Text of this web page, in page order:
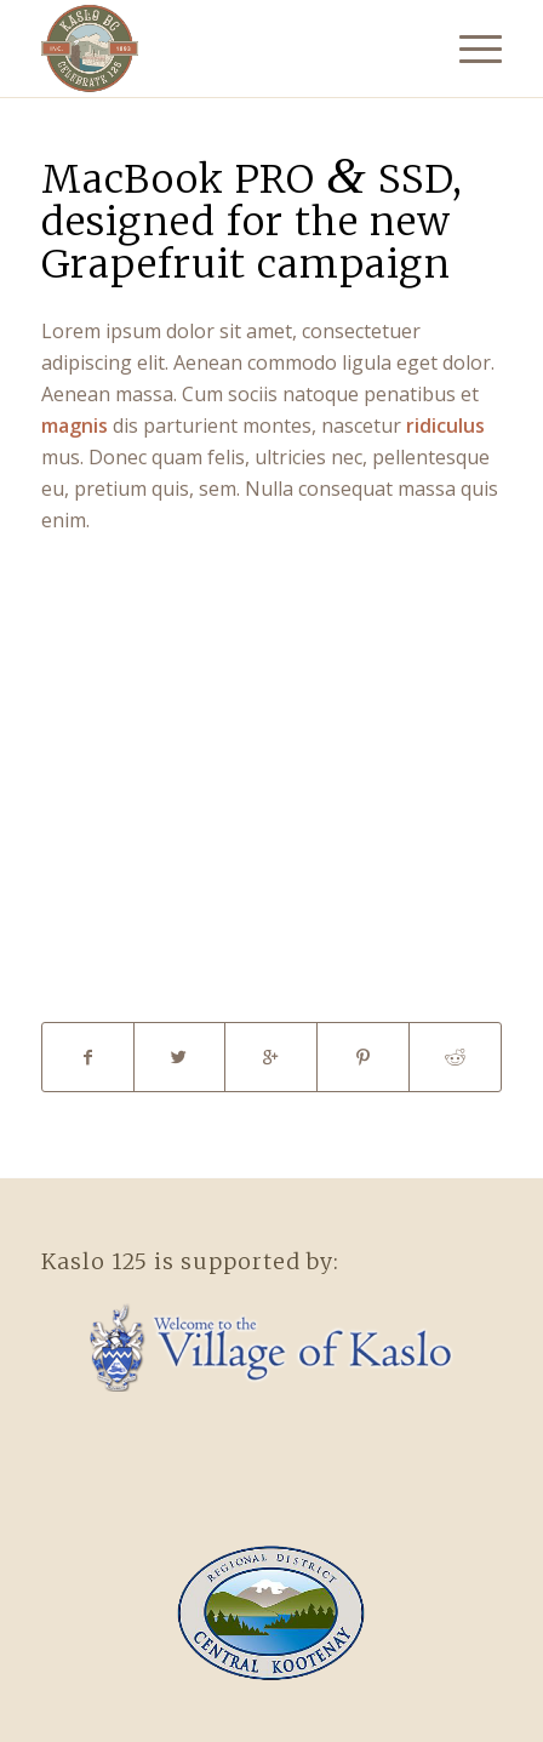
MacBook PRO & SSD,
designed for the new
Grapefruit campaign
Lorem ipsum dolor sit amet, consectetuer
adipiscing elit. Aenean commodo ligula eget dolor.
Aenean massa. Cum sociis natoque penatibus et
magnis dis parturient montes, nascetur ridiculus
mus. Donec quam felis, ultricies nec, pellentesque
eu, pretium quis, sem. Nulla consequat massa quis
enim.
Kaslo 125 is supported by: